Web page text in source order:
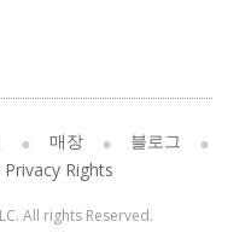
매장
블로그
Rights
All rights Reserved.